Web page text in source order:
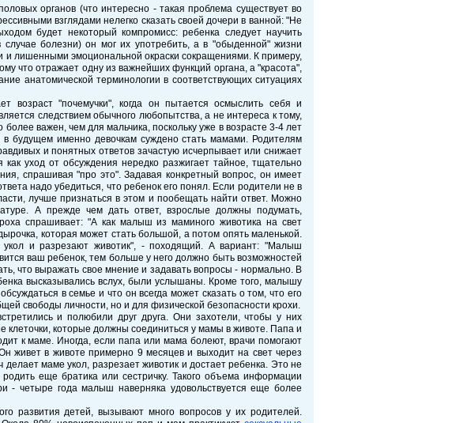
органов (что интересно - такая проблема существует во
взглядами нелегко сказать своей дочери в ванной: "Не
будет некоторый компромисс: ребенка следует научить
болезни) он мог их употребить, а в "обыденной" жизни
лишенными эмоциональной окраски сокращениями. К примеру,
что отражает одну из важнейших функций органа, а "красота",
анатомической терминологии в соответствующих ситуациях
возраст "почемучки", когда он пытается осмыслить себя и
следствием обычного любопытства, а не интереса к тому,
важен, чем для мальчика, поскольку уже в возрасте 3-4 лет
будущем именно девочкам суждено стать мамами. Родителям
и понятных ответов зачастую исчерпывает или снижает
уход от обсуждения нередко разжигает тайное, тщательно
спрашивая "про это". Задавая конкретный вопрос, он имеет
надо убедиться, что ребенок его понял. Если родители не в
лучше признаться в этом и пообещать найти ответ. Можно
А прежде чем дать ответ, взрослые должны подумать,
спрашивает: "А как малыш из маминого животика на свет
которая может стать большой, а потом опять маленькой.
и разрезают животик", - походящий. А вариант: "Малыш
ваш ребенок, тем больше у него должно быть возможностей
что выражать свое мнение и задавать вопросы - нормально. В
высказывались вслух, были услышаны. Кроме того, малышу
в семье и что он всегда может сказать о том, что его
свободы личности, но и для физической безопасности крохи.
и полюбили друг друга. Они захотели, чтобы у них
клеточки, которые должны соединиться у мамы в животе. Папа и
к маме. Иногда, если папа или мама болеют, врачи помогают
живет в животе примерно 9 месяцев и выходит на свет через
маме укол, разрезает животик и достает ребенка. Это не
еще братика или сестричку. Такого объема информации
- четыре года малыш наверняка удовольствуется еще более
развития детей, вызывают много вопросов у их родителей.